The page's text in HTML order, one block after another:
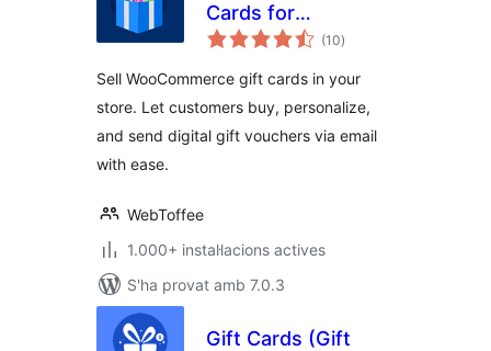
Cards for
WooCommerce
(10puntuacions
totals
)
Sell WooCommerce gift cards in your
store. Let customers buy, personalize,
and send digital gift vouchers via email
with ease.
WebToffee
1.000+ instal·lacions actives
S'ha provat amb 7.0.3
Gift Cards (Gift